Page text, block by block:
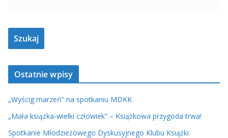
Ostatnie wpisy
„Wyścig marzeń” na spotkaniu MDKK
„Mała książka-wielki człowiek” – Książkowa przygoda trwa!
Spotkanie Młodzieżowego Dyskusyjnego Klubu Książki